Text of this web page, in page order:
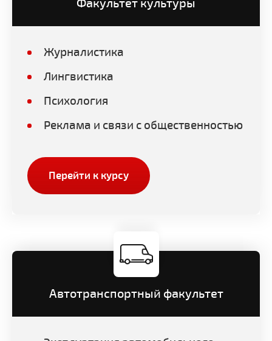
Факультет культуры
Журналистика
Лингвистика
Психология
Реклама и связи с общественностью
Перейти к курсу
Автотранспортный факультет